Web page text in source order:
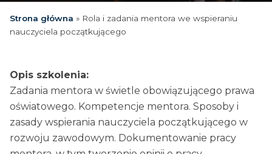
Strona główna » Rola i zadania mentora we wspieraniu
nauczyciela początkującego
Opis szkolenia:
Zadania mentora w świetle obowiązującego prawa
oświatowego. Kompetencje mentora. Sposoby i
zasady wspierania nauczyciela początkującego w
rozwoju zawodowym. Dokumentowanie pracy